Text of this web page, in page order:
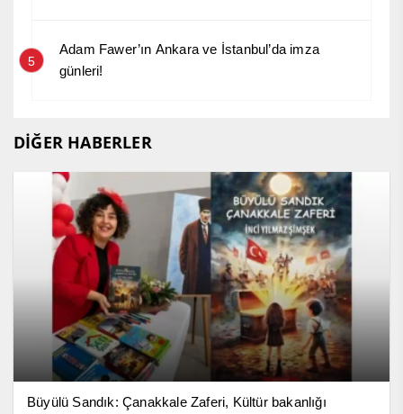
5
Adam Fawer’ın Ankara ve İstanbul’da imza
günleri!
DİĞER HABERLER
Büyülü Sandık: Çanakkale Zaferi, Kültür bakanlığı